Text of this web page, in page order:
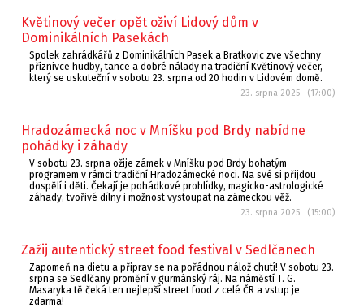
Květinový večer opět oživí Lidový dům v
Dominikálních Pasekách
Spolek zahrádkářů z Dominikálních Pasek a Bratkovic zve všechny
příznivce hudby, tance a dobré nálady na tradiční Květinový večer,
který se uskuteční v sobotu 23. srpna od 20 hodin v Lidovém domě.
23. srpna 2025 (17:00)
Hradozámecká noc v Mníšku pod Brdy nabídne
pohádky i záhady
V sobotu 23. srpna ožije zámek v Mníšku pod Brdy bohatým
programem v rámci tradiční Hradozámecké noci. Na své si přijdou
dospělí i děti. Čekají je pohádkové prohlídky, magicko-astrologické
záhady, tvořivé dílny i možnost vystoupat na zámeckou věž.
23. srpna 2025 (15:00)
Zažij autentický street food festival v Sedlčanech
Zapomeň na dietu a připrav se na pořádnou nálož chutí! V sobotu 23.
srpna se Sedlčany promění v gurmánský ráj. Na náměstí T. G.
Masaryka tě čeká ten nejlepší street food z celé ČR a vstup je
zdarma!